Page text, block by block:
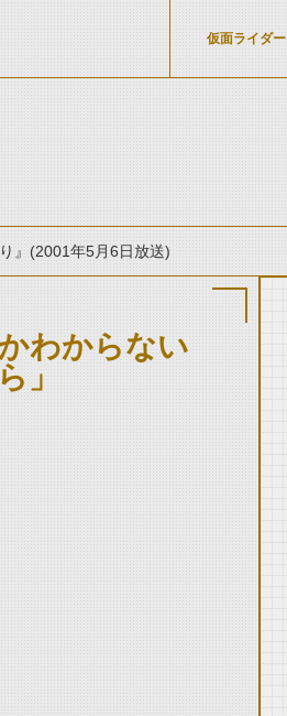
仮面ライダー
』(2001年5月6日放送)
わからない
」